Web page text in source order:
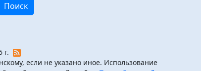
Поиск
г.
если не указано иное. Использование